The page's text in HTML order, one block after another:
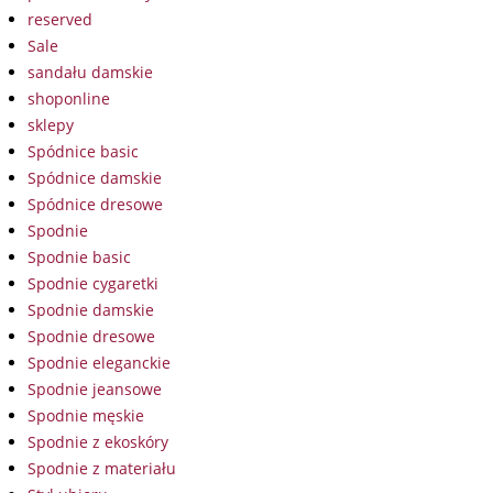
reserved
Sale
sandału damskie
shoponline
sklepy
Spódnice basic
Spódnice damskie
Spódnice dresowe
Spodnie
Spodnie basic
Spodnie cygaretki
Spodnie damskie
Spodnie dresowe
Spodnie eleganckie
Spodnie jeansowe
Spodnie męskie
Spodnie z ekoskóry
Spodnie z materiału